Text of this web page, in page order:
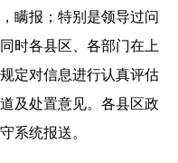
瞒报；特别是领导过问
时各县区、各部门在上
定对信息进行认真评估
及处置意见。各县区政
系统报送。